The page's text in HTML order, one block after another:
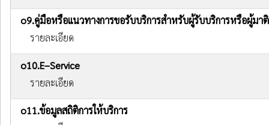
o9.คู่มือหรือแนวทางการขอรับบริการสำหรับผู้รับบริการหรือผู้มา
รายละเอียด
o10.E–Service
รายละเอียด
o11.ข้อมูลสถิติการให้บริการ